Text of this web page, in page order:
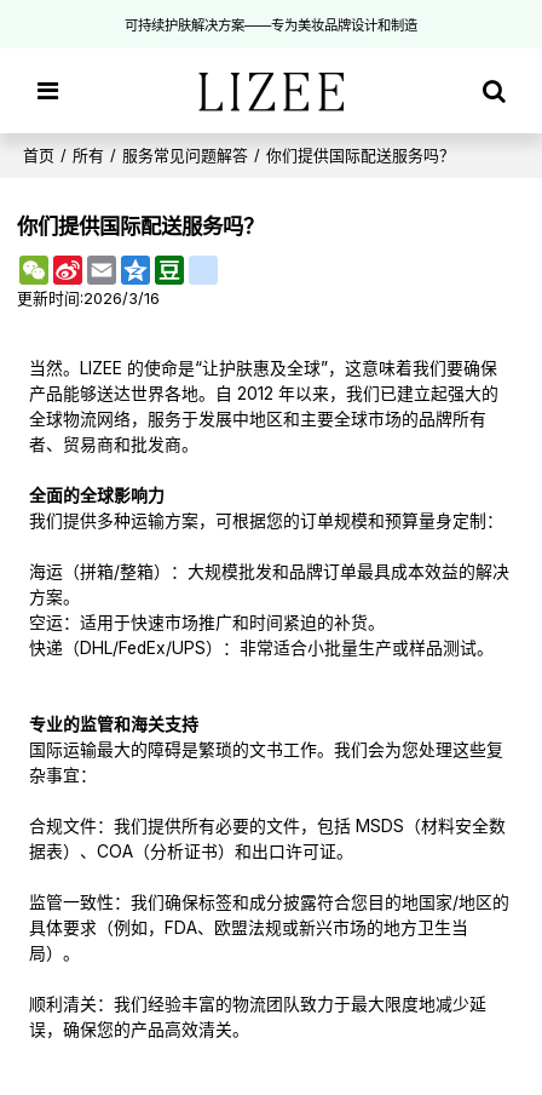
可持续护肤解决方案——专为美妆品牌设计和制造
首页 / 所有 / 服务常见问题解答 / 你们提供国际配送服务吗？
你们提供国际配送服务吗？
WeChat
Sina
Weibo
Email Qzone
更新时间:2026/3/16
当然。LIZEE 的使命是“让护肤惠及全球”，这意味着我们要确保
产品能够送达世界各地。自 2012 年以来，我们已建立起强大的
全球物流网络，服务于发展中地区和主要全球市场的品牌所有
者、贸易商和批发商。
全面的全球影响力
我们提供多种运输方案，可根据您的订单规模和预算量身定制：
海运（拼箱/整箱）：大规模批发和品牌订单最具成本效益的解决
方案。
空运：适用于快速市场推广和时间紧迫的补货。
快递（DHL/FedEx/UPS）：非常适合小批量生产或样品测试。
专业的监管和海关支持
国际运输最大的障碍是繁琐的文书工作。我们会为您处理这些复
杂事宜：
合规文件：我们提供所有必要的文件，包括 MSDS（材料安全数
据表）、COA（分析证书）和出口许可证。
监管一致性：我们确保标签和成分披露符合您目的地国家/地区的
具体要求（例如，FDA、欧盟法规或新兴市场的地方卫生当
局）。
顺利清关：我们经验丰富的物流团队致力于最大限度地减少延
误，确保您的产品高效清关。